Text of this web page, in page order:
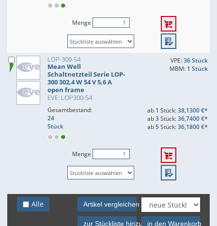
Menge
LOP-300-54
Mean Well
Schaltnetzteil Serie LOP-
300 302,4 W 54 V 5,6 A
open frame
EVE: LOP300-54
VPE:36 Stück
MBM: 1 Stück
Gesamtbestand:
24
Stück
ab 1 Stück:38,1300 €*
ab3Stück:36,7400 €*
ab5Stück:36,1800 €*
Menge
Alle Artikel vergleichen
zur Stückliste hinzufügenin den Warenkorb